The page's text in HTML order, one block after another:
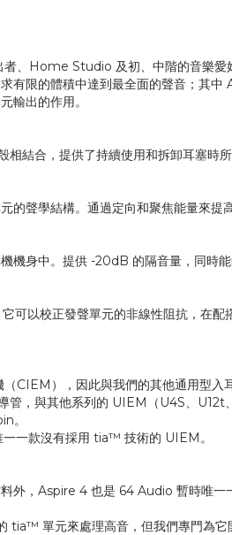
、Home Studio 及初、中階的音樂愛
有限的體積中達到最全面的聲音；其
輸出的作用。
結合，提供了持續使用和拆卸耳塞時所
的聲學結構。通過定向和聚焦能量來提
機身中。提供 -20dB 的隔音量，同時能
可以校正發聲單元的非線性阻抗，在配
CIEM），因此與我們的其他通用型入
管，與其他系列的 UIEM（U4S、U12t
。
一款沒有採用 tia™ 技術的 UIEM。
外，Aspire 4 也是 64 Audio 暫時唯一
tia™ 單元來處理高音，但我們專門為它